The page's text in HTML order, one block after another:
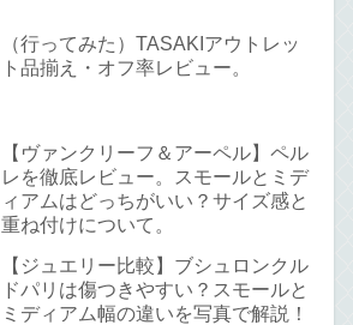
（行ってみた）TASAKIアウトレッ
ト品揃え・オフ率レビュー。
【ヴァンクリーフ＆アーペル】ペル
レを徹底レビュー。スモールとミデ
ィアムはどっちがいい？サイズ感と
重ね付けについて。
【ジュエリー比較】ブシュロンクル
ドパリは傷つきやすい？スモールと
ミディアム幅の違いを写真で解説！